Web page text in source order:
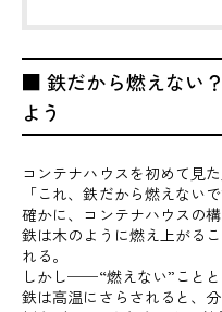
■ 鉄だから燃えない
よう
コンテナハウスを初めて見
「これ、鉄だから燃えない
確かに、コンテナハウスの
鉄は木のように燃え上がる
れる。
しかし──“燃えない”ことと
鉄は高温にさらされると、